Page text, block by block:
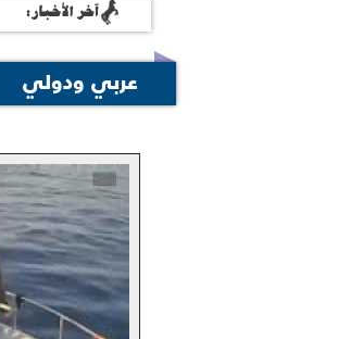
عربي ودولي